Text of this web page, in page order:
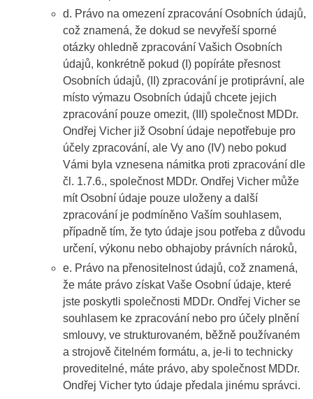
d. Právo na omezení zpracování Osobních údajů,
což znamená, že dokud se nevyřeší sporné
otázky ohledně zpracování Vašich Osobních
údajů, konkrétně pokud (I) popíráte přesnost
Osobních údajů, (II) zpracování je protiprávní, ale
místo výmazu Osobních údajů chcete jejich
zpracování pouze omezit, (III) společnost MDDr.
Ondřej Vicher již Osobní údaje nepotřebuje pro
účely zpracování, ale Vy ano (IV) nebo pokud
Vámi byla vznesena námitka proti zpracování dle
čl. 1.7.6., společnost MDDr. Ondřej Vicher může
mít Osobní údaje pouze uloženy a další
zpracování je podmíněno Vaším souhlasem,
případně tím, že tyto údaje jsou potřeba z důvodu
určení, výkonu nebo obhajoby právních nároků,
e. Právo na přenositelnost údajů, což znamená,
že máte právo získat Vaše Osobní údaje, které
jste poskytli společnosti MDDr. Ondřej Vicher se
souhlasem ke zpracování nebo pro účely plnění
smlouvy, ve strukturovaném, běžně používaném
a strojově čitelném formátu, a, je-li to technicky
proveditelné, máte právo, aby společnost MDDr.
Ondřej Vicher tyto údaje předala jinému správci.